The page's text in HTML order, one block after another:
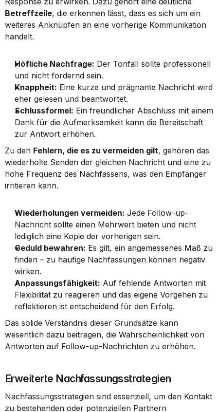
Betreffzeile, die erkennen lässt, dass es sich um ein
weiteres Anknüpfen an eine vorherige Kommunikation
handelt.
Höfliche Nachfrage: Der Tonfall sollte professionell
und nicht fordernd sein.
Knappheit: Eine kurze und prägnante Nachricht wird
eher gelesen und beantwortet.
Schlussformel: Ein freundlicher Abschluss mit einem
Dank für die Aufmerksamkeit kann die Bereitschaft
zur Antwort erhöhen.
Zu den Fehlern, die es zu vermeiden gilt, gehören das
wiederholte Senden der gleichen Nachricht und eine zu
hohe Frequenz des Nachfassens, was den Empfänger
irritieren kann.
Wiederholungen vermeiden: Jede Follow-up-
Nachricht sollte einen Mehrwert bieten und nicht
lediglich eine Kopie der vorherigen sein.
Geduld bewahren: Es gilt, ein angemessenes Maß zu
finden – zu häufige Nachfassungen können negativ
wirken.
Anpassungsfähigkeit: Auf fehlende Antworten mit
Flexibilität zu reagieren und das eigene Vorgehen zu
reflektieren ist entscheidend für den Erfolg.
Das solide Verständnis dieser Grundsätze kann
wesentlich dazu beitragen, die Wahrscheinlichkeit von
Antworten auf Follow-up-Nachrichten zu erhöhen.
Erweiterte Nachfassungsstrategien
Nachfassungsstrategien sind essenziell, um den Kontakt
zu bestehenden oder potenziellen Partnern